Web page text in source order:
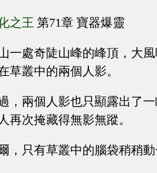
之王 第71章 寶器爆靈
一處奇陡山峰的峰頂，大
草叢中的兩個人影。
，兩個人影也只顯露出了
再次掩藏得無影無蹤。
，只有草叢中的腦袋稍稍